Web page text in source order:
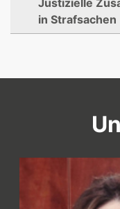
Justizielle
in Strafsachen